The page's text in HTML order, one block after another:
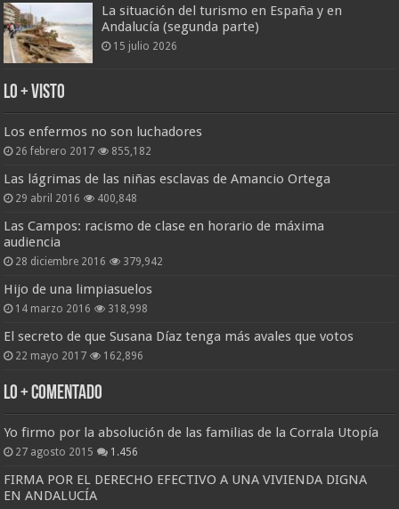
La situación del turismo en España y en
Andalucía (segunda parte)
15 julio 2026
Lo + Visto
Los enfermos no son luchadores
26 febrero 2017 855,182
Las lágrimas de las niñas esclavas de Amancio Ortega
29 abril 2016 400,848
Las Campos: racismo de clase en horario de máxima
audiencia
28 diciembre 2016 379,942
Hijo de una limpiasuelos
14 marzo 2016 318,998
El secreto de que Susana Díaz tenga más avales que votos
22 mayo 2017 162,896
Lo + Comentado
Yo firmo por la absolución de las familias de la Corrala Utopía
27 agosto 2015 1.456
FIRMA POR EL DERECHO EFECTIVO A UNA VIVIENDA DIGNA
EN ANDALUCÍA